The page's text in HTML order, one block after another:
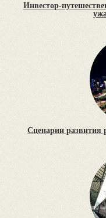
Инвестор-
Сценарии развития